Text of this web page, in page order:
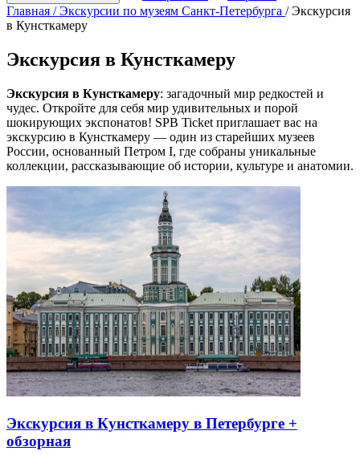
Главная /Экскурсии по музеям Санкт-Петербурга /Экскурсия
в Кунсткамеру
Экскурсия в Кунсткамеру
Экскурсия в Кунсткамеру: загадочный мир редкостей и
чудес. Откройте для себя мир удивительных и порой
шокирующих экспонатов! SPB Ticket приглашает вас на
экскурсию в Кунсткамеру — один из старейших музеев
России, основанный Петром I, где собраны уникальные
коллекции, рассказывающие об истории, культуре и анатомии.
Экскурсия в Кунсткамеру в Петербурге +
обзорная